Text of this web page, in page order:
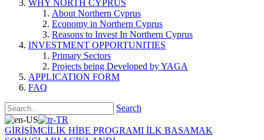
WHY NORTH CYPRUS
About Northern Cyprus
Economy in Northern Cyprus
Reasons to Invest In Northern Cyprus
INVESTMENT OPPORTUNITIES
Primary Sectors
Projects being Developed by YAGA
APPLICATION FORM
FAQ
Search
GİRİŞİMCİLİK HİBE PROGRAMI İLK BASAMAK